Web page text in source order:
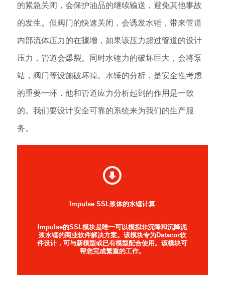
的紧急关闭，会保护油品的继续输送，避免其他事故
的发生。但阀门的快速关闭，会诱发水锤，带来管道
内部流体压力的在骤增，如果该压力超过管道的设计
压力，管道会爆裂。同时水锤力的破坏巨大，会将泵
站，阀门等设施破坏掉。水锤的分析，是安全性考虑
的重要一环，他和管道应力分析起到的作用是一致
的。我们要设计安全可靠的系统来为我们的生产服
务。
Impulse SSL浆体的水锤计算
Impulse的SSL模块是唯一可以模拟非沉降和沉降泥
浆水锤的商业软件解决方案。该模块专为Datacor软
件设计，可与新模型或已有模型配合使用。该模块可
帮您完成繁重的工作。